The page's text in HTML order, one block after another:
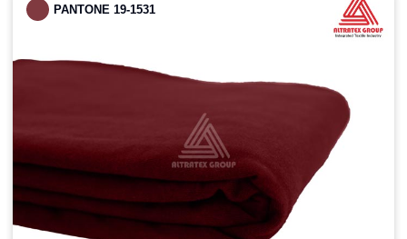
PANTONE 19-1531